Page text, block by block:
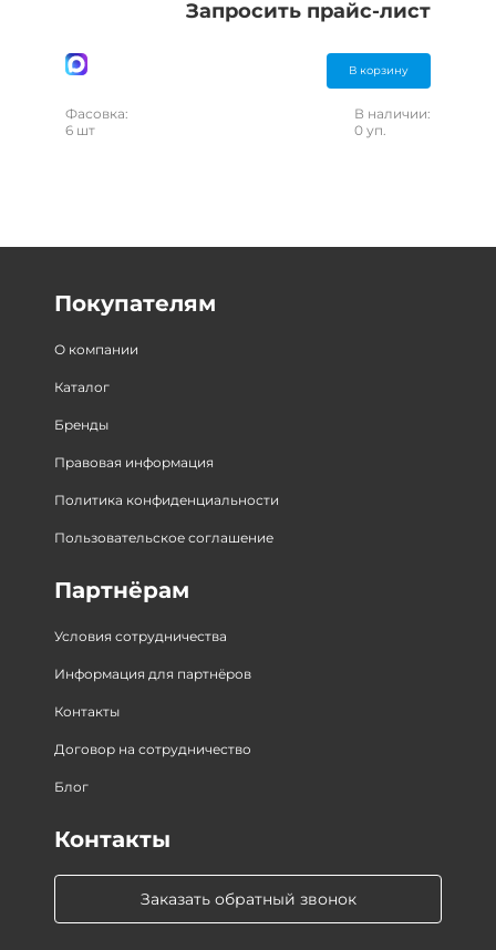
Запросить прайс-лист
В корзину
Фасовка:
6 шт
В наличии:
0 уп.
Покупателям
О компании
Каталог
Бренды
Правовая информация
Политика конфиденциальности
Пользовательское соглашение
Партнёрам
Условия сотрудничества
Информация для партнёров
Контакты
Договор на сотрудничество
Блог
Заказать обратный звонок
Контакты